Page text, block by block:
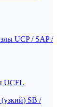
UCP / SAP /
UCFL
SB /